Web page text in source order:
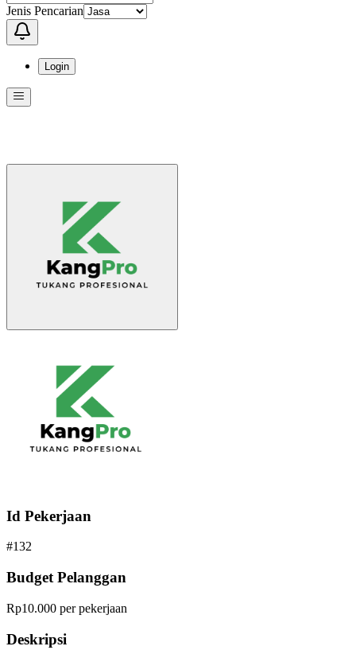
Jenis Pencarian
Login
Menu ini berisi navigasi untuk mengakses fitur-fitur di KangPro
Id Pekerjaan
#132
Budget Pelanggan
Rp10.000 per pekerjaan
Deskripsi